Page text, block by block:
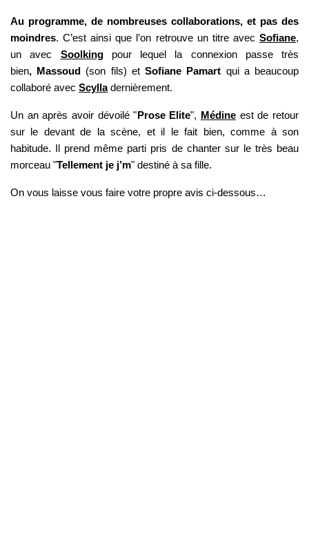
Au programme, de nombreuses collaborations, et pas des
moindres. C’est ainsi que l’on retrouve un titre avecSofiane,
un avec Soolkingpour lequel la connexion passe très
bien, Massoud (son fils) etSofiane Pamart qui a beaucoup
collaboré avec Scylla dernièrement.
Un an après avoir dévoilé " Prose Elite", Médineest de retour
sur le devant de la scène, et il le fait bien, comme à son
habitude. Il prend même parti pris de chanter sur le très beau
morceau "Tellement je j’m" destiné à sa fille.
On vous laisse vous faire votre propre avis ci-dessous…